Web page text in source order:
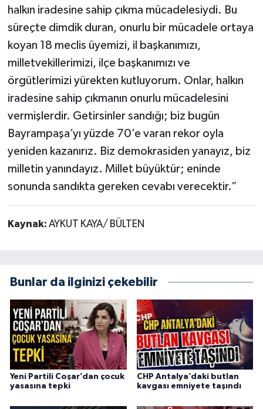
halkın iradesine sahip çıkma mücadelesiydi. Bu
süreçte dimdik duran, onurlu bir mücadele ortaya
koyan 18 meclis üyemizi, il başkanımızı,
milletvekillerimizi, ilçe başkanımızı ve
örgütlerimizi yürekten kutluyorum. Onlar, halkın
iradesine sahip çıkmanın onurlu mücadelesini
vermişlerdir. Getirsinler sandığı; biz bugün
Bayrampaşa’yı yüzde 70’e varan rekor oyla
yeniden kazanırız. Biz demokrasiden yanayız, biz
milletin yanındayız. Millet büyüktür; eninde
sonunda sandıkta gereken cevabı verecektir.”
Kaynak: AYKUT KAYA/ BÜLTEN
Bunlar da ilginizi çekebilir
Yeni Partili Coşar’dan çocuk
yasasına tepki
CHP Antalya’daki butlan
kavgası emniyete taşındı